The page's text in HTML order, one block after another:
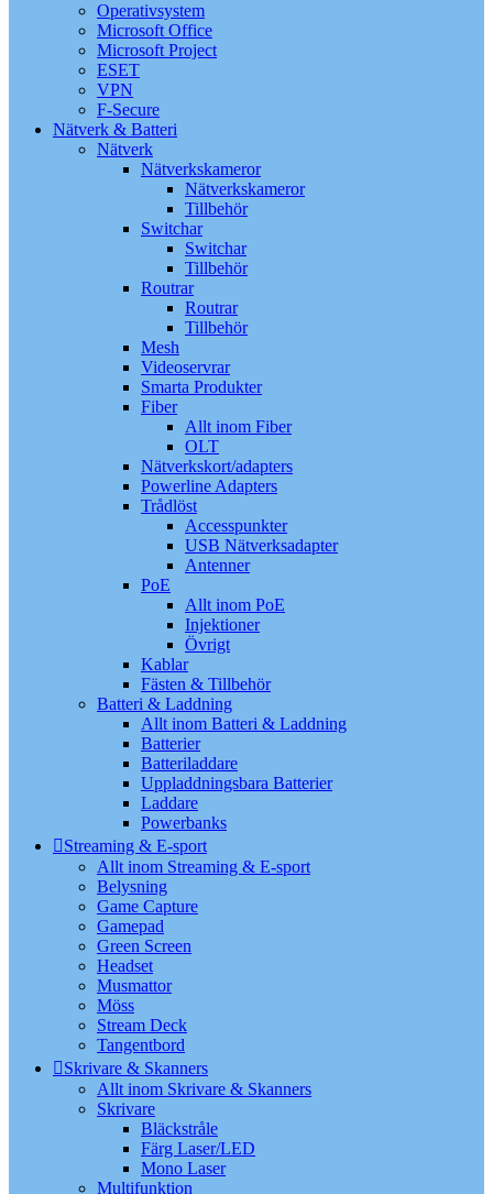
Operativsystem
Microsoft Office
Microsoft Project
ESET
VPN
F-Secure
Nätverk & Batteri
Nätverk
Nätverkskameror
Nätverkskameror
Tillbehör
Switchar
Switchar
Tillbehör
Routrar
Routrar
Tillbehör
Mesh
Videoservrar
Smarta Produkter
Fiber
Allt inom Fiber
OLT
Nätverkskort/adapters
Powerline Adapters
Trådlöst
Accesspunkter
USB Nätverksadapter
Antenner
PoE
Allt inom PoE
Injektioner
Övrigt
Kablar
Fästen & Tillbehör
Batteri & Laddning
Allt inom Batteri & Laddning
Batterier
Batteriladdare
Uppladdningsbara Batterier
Laddare
Powerbanks
Streaming & E-sport
Allt inom Streaming & E-sport
Belysning
Game Capture
Gamepad
Green Screen
Headset
Musmattor
Möss
Stream Deck
Tangentbord
Skrivare & Skanners
Allt inom Skrivare & Skanners
Skrivare
Bläckstråle
Färg Laser/LED
Mono Laser
Multifunktion